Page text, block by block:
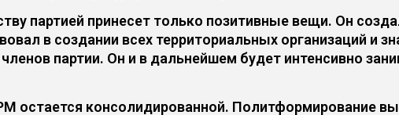
партией принесет только позитивные вещи. Он
в создании всех территориальных организаций и
партии. Он и в дальнейшем будет интенсивно
остается консолидированной. Политформирование